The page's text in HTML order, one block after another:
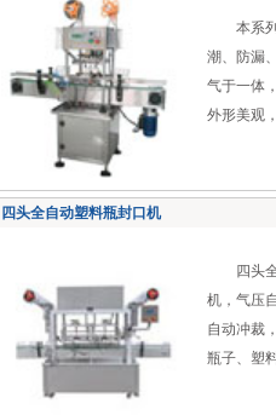
本系列
潮、防漏
气于一体
外形美观
四头全自动塑料瓶封口机
四头全
机，气压
自动冲裁
瓶子、塑